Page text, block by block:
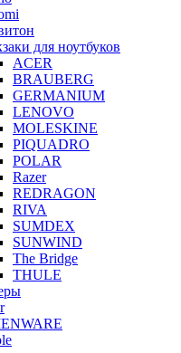
для ноутбуков
ACER
BRAUBERG
GERMANIUM
LENOVO
MOLESKINE
PIQUADRO
POLAR
Razer
REDRAGON
RIVA
SUMDEX
SUNWIND
The Bridge
THULE